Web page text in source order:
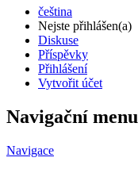
čeština
Nejste přihlášen(a)
Diskuse
Příspěvky
Přihlášení
Vytvořit účet
Navigační menu
Navigace